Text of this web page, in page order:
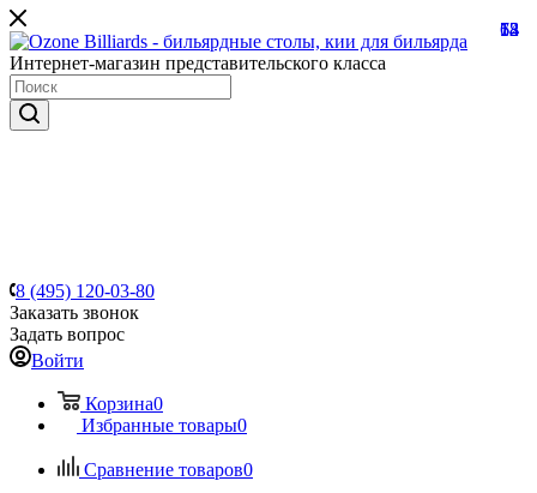
Интернет-магазин представительского класса
8 (495) 120-03-80
Заказать звонок
Задать вопрос
Войти
Корзина0
Избранные товары0
Сравнение товаров0
13
68
73
54
12